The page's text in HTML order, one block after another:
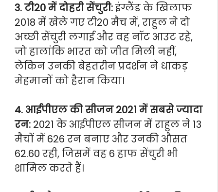
3. टी20 में दोहरी सेंचुरी:इंग्लैंड के खिलाफ
2018 में खेले गए टी20 मैच में, राहुल ने दो
अच्छी सेंचुरी लगाई और वह नॉट आउट रहे,
जो हालांकि भारत को जीत मिली नहीं,
लेकिन उनकी बेहतरीन प्रदर्शन ने धाकड़
मेहमानों को हैरान किया।
4. आईपीएल की सीजन 2021 में सबसे ज्यादा
रन: 2021 के आईपीएल सीजन में राहुल ने 13
मैचों में 626 रन बनाए और उनकी औसत
62.60 रही, जिसमें वह 6 हाफ सेंचुरी भी
शामिल करते हैं।